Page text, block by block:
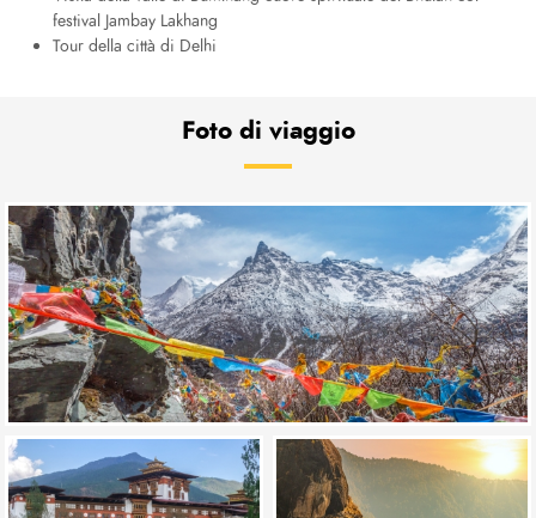
festival Jambay Lakhang
Tour della città di Delhi
Foto di viaggio